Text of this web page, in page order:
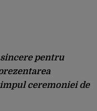
pentru
ceremoniei de